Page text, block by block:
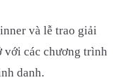
và lễ trao giải
với các chương trình
danh.